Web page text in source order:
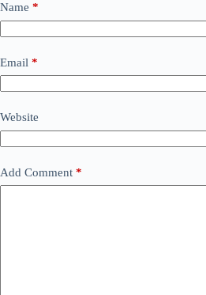
Name *
Email *
Website
Add Comment *